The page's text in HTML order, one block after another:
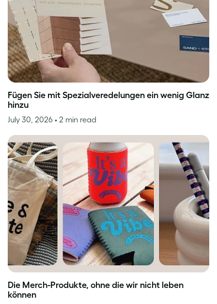
Fügen Sie mit Spezialveredelungen ein wenig Glanz
hinzu
July 30, 2026 • 2 min read
Die Merch-Produkte, ohne die wir nicht leben
können